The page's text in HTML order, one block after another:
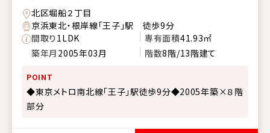
北区堀船２丁目
京浜東北・根岸線「王子」駅 徒歩9分
間取り1LDK 専有面積41.93㎡
築年月 2005年03月 階数8階/13階建て
POINT
◆東京メトロ南北線「王子」駅徒歩9分◆2005年築×８階
部分